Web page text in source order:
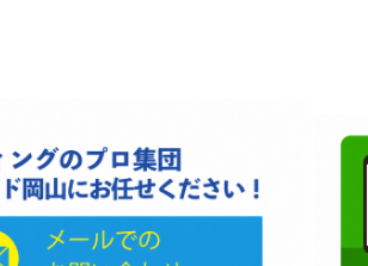
会社名 クラシード岡山
代表 近藤都記子
0802岡山県赤磐市桜ヶ丘西1-26-12
電話番号 090-3377-3124
営業時間:8:00-17:00
定休日:不定休